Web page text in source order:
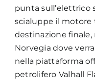
punta sull’elettrico
scialuppe il motore
destinazione finale,
Norvegia dove
nella piattaforma
petrolifero Valhall